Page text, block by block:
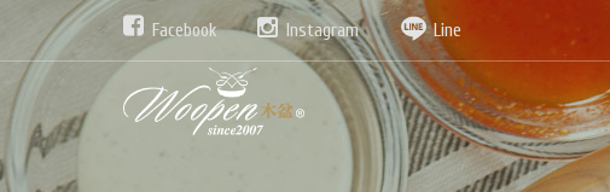
Facebook Instagram Line